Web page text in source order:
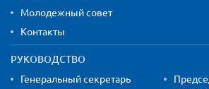
Молодежный совет
Контакты
РУКОВОДСТВО
Генеральный секретарь